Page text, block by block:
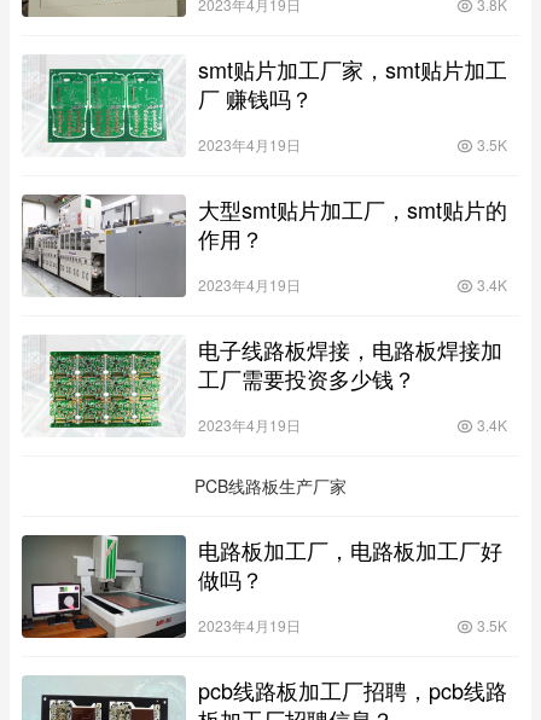
2023年4月19日 3.8K
smt贴片加工厂家，smt贴片加工
厂 赚钱吗？
2023年4月19日 3.5K
大型smt贴片加工厂，smt贴片的
作用？
2023年4月19日 3.4K
电子线路板焊接，电路板焊接加
工厂需要投资多少钱？
2023年4月19日 3.4K
PCB线路板生产厂家
电路板加工厂，电路板加工厂好
做吗？
2023年4月19日 3.5K
pcb线路板加工厂招聘，pcb线路